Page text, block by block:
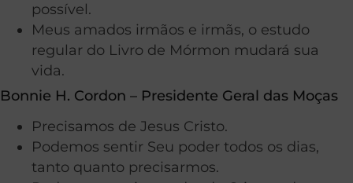
possível.
Meus amados irmãos e irmãs, o estudo
regular do Livro de Mórmon mudará sua
vida.
Bonnie H. Cordon – Presidente Geral das Moças
Precisamos de Jesus Cristo.
Podemos sentir Seu poder todos os dias,
tanto quanto precisarmos.